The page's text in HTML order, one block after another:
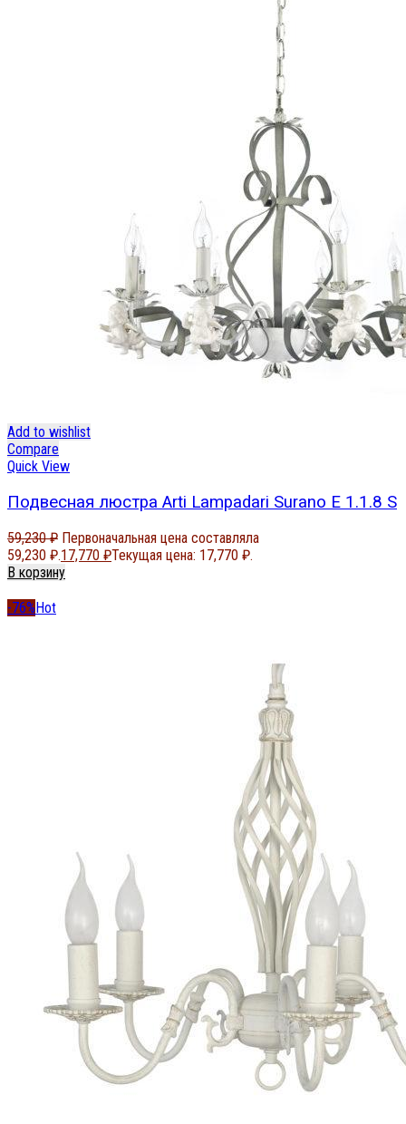
Add to wishlist
Compare
Quick View
Подвесная люстра Arti Lampadari Surano E 1.1.8 S
59,230₽ Первоначальная цена составляла
59,230 ₽.17,770 ₽Текущая цена: 17,770 ₽.
В корзину
-76%Hot